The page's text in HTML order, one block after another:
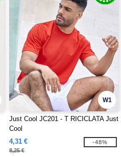
W1
Just Cool JC201 - T RICICLATA Just
Cool
4,31 €
8,25 €
-48%